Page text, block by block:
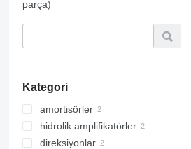
parça)
Kategori
amortisörler
hidrolik amplifikatörler
direksiyonlar